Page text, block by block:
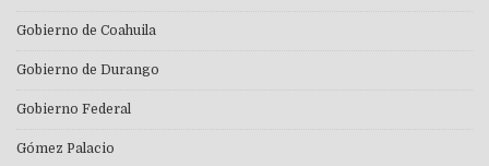
Gobierno de Coahuila
Gobierno de Durango
Gobierno Federal
Gómez Palacio